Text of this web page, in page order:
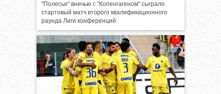
"Полесье" вничью с "Копенгагеном" сыграло
стартовый матч второго квалификационного
раунда Лиги конференций.